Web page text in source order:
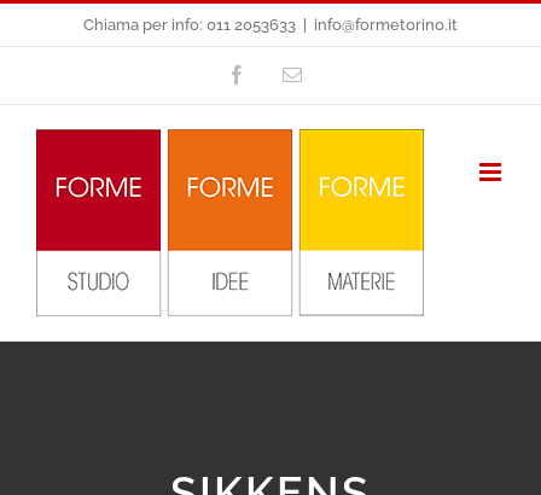
contenuto
Chiama per info: 011 2053633 info@formetorino.it
FacebookEmail